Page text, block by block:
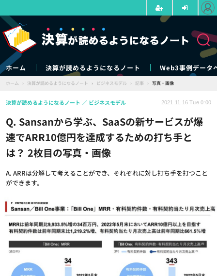
ホーム 決算が読めるようになるノート Web3事例データ
ホーム › 決算が読めるようになるノート › ビジネスモデル › 記事 › 写真・画像
Q. Sansanから学ぶ、SaaSの新サービスが爆
速でARR10億円を達成するための打ち手と
は？ 2枚目の写真・画像
A. ARRは分解して考えることができ、それぞれに対し打ち手を打つこと
ができます。
決算が読めるようになるノート ビジネスモデル 2021.11.16 Tue 0:00